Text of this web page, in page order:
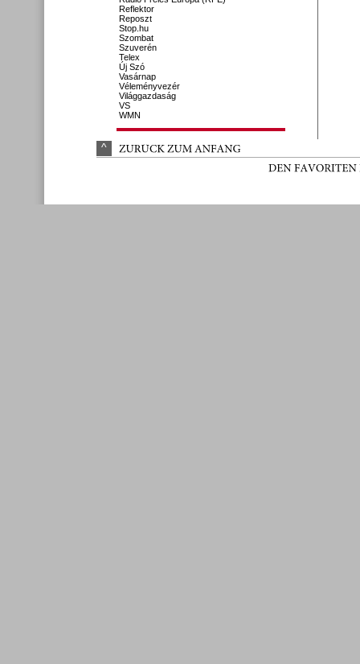
Reflektor
Reposzt
Stop.hu
Szombat
Szuverén
Telex
Új Szó
Vasárnap
Véleményvezér
Világgazdaság
VS
WMN
^ ZURÜCK ZUM ANFANG
DEN FAVORITEN